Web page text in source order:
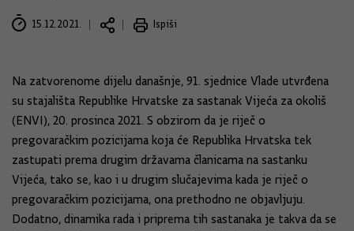
15.12.2021. Ispiši
Na zatvorenome dijelu današnje, 91. sjednice Vlade utvrđena
su stajališta Republike Hrvatske za sastanak Vijeća za okoliš
(ENVI), 20. prosinca 2021. S obzirom da je riječ o
pregovaračkim pozicijama koja će Republika Hrvatska tek
zastupati prema drugim državama članicama na sastanku
Vijeća, tako se, kao i u drugim slučajevima kada je riječ o
pregovaračkim pozicijama, ona prethodno ne objavljuju.
Dodatno, dinamika rada i priprema tih sastanaka je takva da se